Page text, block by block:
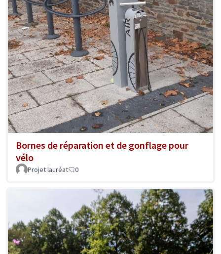
Bornes de réparation et de gonflage pour
vélo
Projet lauréat 0